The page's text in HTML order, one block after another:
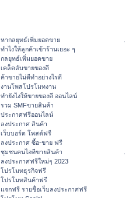
หากลยุทธ์เพิ่มยอดขาย
ทําไงให้ลูกค้าเข้าร้านเยอะ ๆ
กลยุทธ์เพิ่มยอดขาย
เคล็ดลับขายของดี
ค้าขายไม่ดีทำอย่างไรดี
งานโพสโปรโมทงาน
ทํายังไงให้ขายของดี ออนไลน์
รวม SMFขายสินค้า
ประกาศฟรีออนไลน์
ลงประกาศ สินค้า
เว็บบอร์ด โพสต์ฟรี
ลงประกาศ ซื้อ-ขาย ฟรี
ชุมชนคนไอทีขายสินค้า
ลงประกาศฟรีใหม่ๆ 2023
โปรโมทธุรกิจฟรี
โปรโมทสินค้าฟรี
แจกฟรี รายชื่อเว็บลงประกาศฟรี